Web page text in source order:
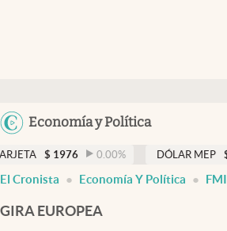
Economía y Política
Members
Economía y Política
Finanzas y Mercados
Mercados Online
0.00% DÓLAR MEP $ 1526,03
El Cronista Economía Y Política FMI
GIRA EUROPEA